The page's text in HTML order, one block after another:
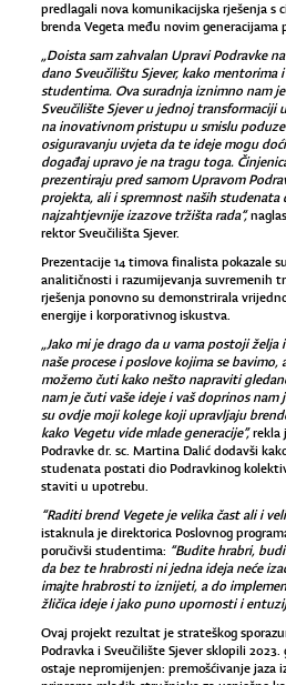
predlagali nova komunikacijska rješenja s
brenda Vegeta među novim generacijama
„Doista sam zahvalan Upravi Podravke
dano Sveučilištu Sjever, kako mentorima
studentima. Ova suradnja iznimno nam
Sveučilište Sjever u jednoj transformaciji
na inovativnom pristupu u smislu
osiguravanju uvjeta da te ideje mogu
događaj upravo je na tragu toga.
prezentiraju pred samom Upravom
projekta, ali i spremnost naših studenata
najzahtjevnije izazove tržišta rada“,
rektor Sveučilišta Sjever.
Prezentacije 14 timova finalista pokazale
analitičnosti i razumijevanja suvremenih
rješenja ponovno su demonstrirala
energije i korporativnog iskustva.
„Jako mi je drago da u vama postoji
naše procese i poslove kojima se
možemo čuti kako nešto napraviti
nam je čuti vaše ideje i vaš doprinos
su ovdje moji kolege koji upravljaju
kako Vegetu vide mlade generacije”,rekla
Podravke dr. sc. Martina Dalić dodavši
studenata postati dio Podravkinog
staviti u upotrebu.
“Raditi brend Vegete je velika čast ali i
istaknula je direktorica Poslovnog
poručivši studentima: “Budite hrabri,
da bez te hrabrosti ni jedna ideja neće
imajte hrabrosti to iznijeti, a do
žličica ideje i jako puno upornosti i
Ovaj projekt rezultat je strateškog
Podravka i Sveučilište Sjever sklopili
ostaje nepromijenjen: premošćivanje jaza